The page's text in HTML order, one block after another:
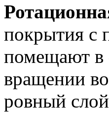
покрытия с
помещают в
вращении
ровный